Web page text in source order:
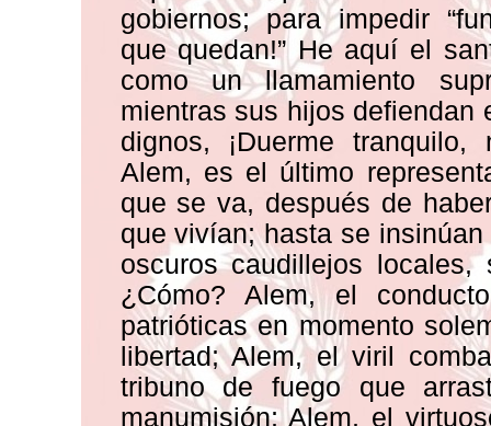
gobiernos; para impedir
que quedan!” He aquí el
como un llamamiento
mientras sus hijos defiendan
dignos, ¡Duerme
Alem, es el último
que se va, después de
que vivían; hasta se
oscuros caudillejos
¿Cómo? Alem, el
patrióticas en momento
libertad; Alem, el viril
tribuno de fuego que
manumisión; Alem, el